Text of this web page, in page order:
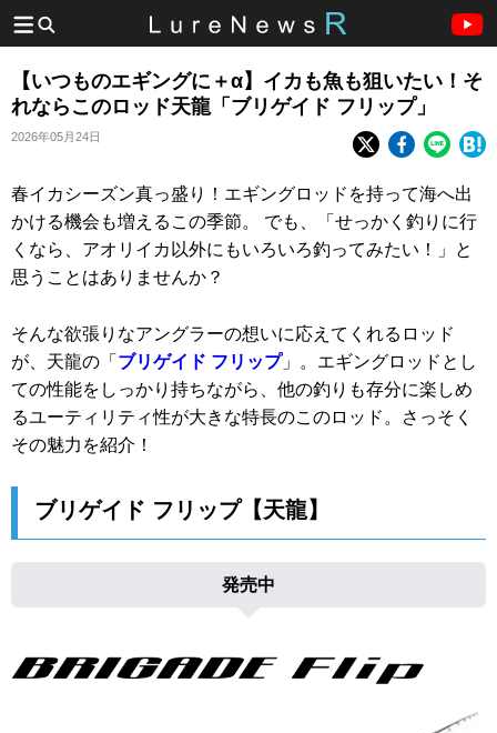
【いつものエギングに＋α】イカも魚も狙いたい！そ
れならこのロッド天龍「ブリゲイド フリップ」
2026年05月24日
春イカシーズン真っ盛り！エギングロッドを持って海へ出
かける機会も増えるこの季節。 でも、「せっかく釣りに行
くなら、アオリイカ以外にもいろいろ釣ってみたい！」と
思うことはありませんか？
そんな欲張りなアングラーの想いに応えてくれるロッド
が、天龍の「 ブリゲイド フリップ」。エギングロッドとし
ての性能をしっかり持ちながら、他の釣りも存分に楽しめ
るユーティリティ性が大きな特長のこのロッド。さっそく
その魅力を紹介！
ブリゲイド フリップ【天龍】
発売中